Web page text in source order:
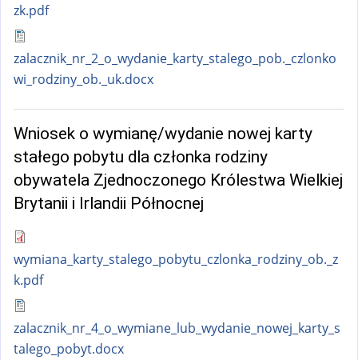
zk.pdf
zalacznik_nr_2_o_wydanie_karty_stalego_pob._czlonko
wi_rodziny_ob._uk.docx
Wniosek o wymianę/wydanie nowej karty
stałego pobytu dla członka rodziny
obywatela Zjednoczonego Królestwa Wielkiej
Brytanii i Irlandii Północnej
wymiana_karty_stalego_pobytu_czlonka_rodziny_ob._z
k.pdf
zalacznik_nr_4_o_wymiane_lub_wydanie_nowej_karty_s
talego_pobyt.docx